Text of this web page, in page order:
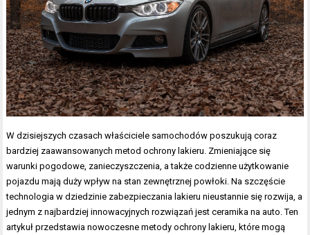
W dzisiejszych czasach właściciele samochodów poszukują coraz
bardziej zaawansowanych metod ochrony lakieru. Zmieniające się
warunki pogodowe, zanieczyszczenia, a także codzienne użytkowanie
pojazdu mają duży wpływ na stan zewnętrznej powłoki. Na szczęście
technologia w dziedzinie zabezpieczania lakieru nieustannie się rozwija, a
jednym z najbardziej innowacyjnych rozwiązań jest ceramika na auto. Ten
artykuł przedstawia nowoczesne metody ochrony lakieru, które mogą